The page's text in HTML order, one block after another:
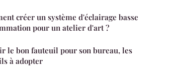
créer un système d'éclairage basse
pour un atelier d'art ?
le bon fauteuil pour son bureau, les
à adopter